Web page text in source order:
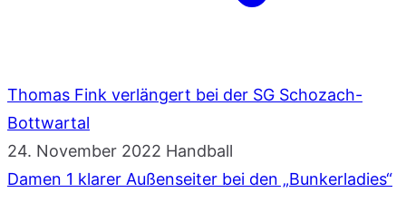
Thomas Fink verlängert bei der SG Schozach-
Bottwartal
24. November 2022 Handball
Damen 1 klarer Außenseiter bei den „Bunkerladies“